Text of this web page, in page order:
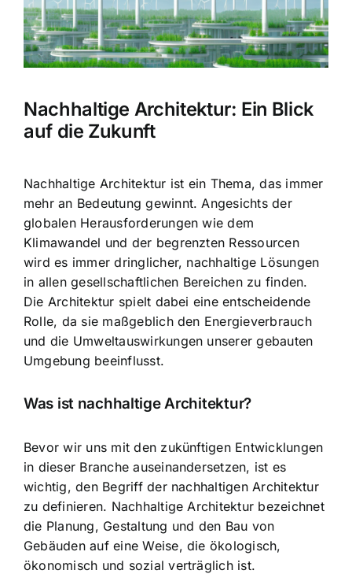
Nachhaltige Architektur: Ein Blick
auf die Zukunft
Nachhaltige Architektur ist ein Thema, das immer
mehr an Bedeutung gewinnt. Angesichts der
globalen Herausforderungen wie dem
Klimawandel und der begrenzten Ressourcen
wird es immer dringlicher, nachhaltige Lösungen
in allen gesellschaftlichen Bereichen zu finden.
Die Architektur spielt dabei eine entscheidende
Rolle, da sie maßgeblich den Energieverbrauch
und die Umweltauswirkungen unserer gebauten
Umgebung beeinflusst.
Was ist nachhaltige Architektur?
Bevor wir uns mit den zukünftigen Entwicklungen
in dieser Branche auseinandersetzen, ist es
wichtig, den Begriff der nachhaltigen Architektur
zu definieren. Nachhaltige Architektur bezeichnet
die Planung, Gestaltung und den Bau von
Gebäuden auf eine Weise, die ökologisch,
ökonomisch und sozial verträglich ist.